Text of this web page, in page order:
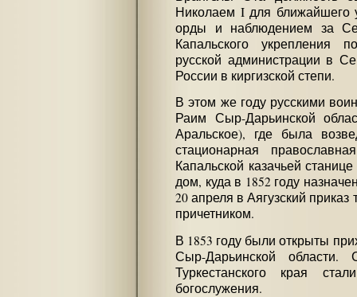
Николаем I для ближайшего
орды и наблюдением за
Капальского укрепления
русской администрации в
России в киргизской степи.
В этом же году русскими
Раим Сыр-Дарьинской
Аральское), где была
стационарная
Капальской казачьей
дом, куда в 1852 году
20 апреля в Аягузский
причетником.
В 1853 году были открыты
Сыр-Дарьинской
Туркестанского края
богослужения.